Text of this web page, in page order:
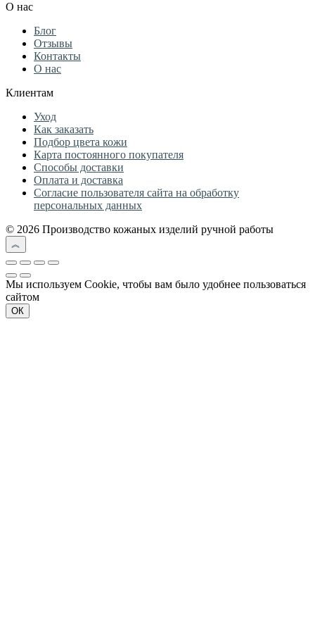
О нас
Блог
Отзывы
Контакты
О нас
Клиентам
Уход
Как заказать
Подбор цвета кожи
Карта постоянного покупателя
Способы доставки
Оплата и доставка
Согласие пользователя сайта на обработку
персональных данных
© 2026 Производство кожаных изделий ручной работы
Мы используем Cookie, чтобы вам было удобнее пользоваться
сайтом
ОК